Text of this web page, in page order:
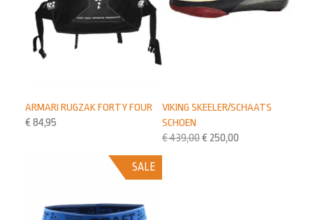
VIKING SKEELER/SCHAATS
SCHOEN
€439,00€ 250,00
ARMARI RUGZAK FORTY FOUR
€ 84,95
SALE